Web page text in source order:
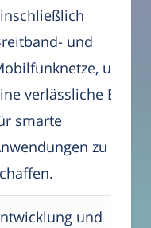
und
um
verlässliche Basis
smarte
zu
und